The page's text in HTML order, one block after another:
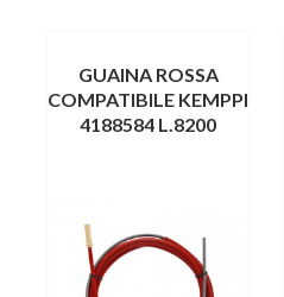
GUAINA ROSSA
COMPATIBILE KEMPPI
4188584 L.8200